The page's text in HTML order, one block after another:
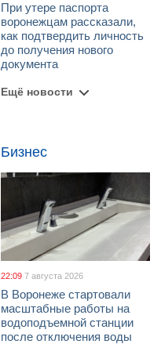
При утере паспорта
воронежцам рассказали,
как подтвердить личность
до получения нового
документа
Ещё новости
Бизнес
22:09 7 августа 2026
В Воронеже стартовали
масштабные работы на
водоподъемной станции
после отключения воды